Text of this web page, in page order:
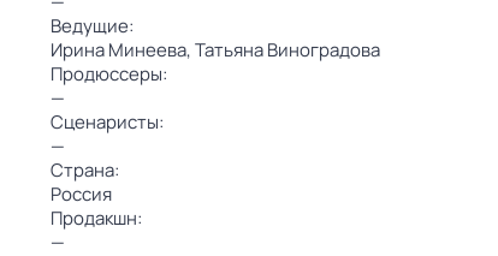
Ведущие:
Ирина Минеева,Татьяна Виноградова
Продюссеры:
—
Сценаристы:
—
Страна:
Россия
Продакшн:
—